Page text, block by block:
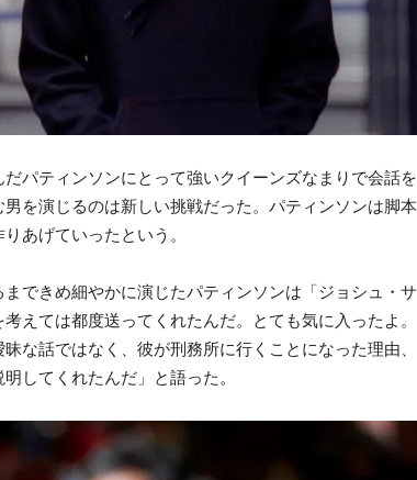
パティンソンにとって強いクイーンズなまりで会話を
を演じるのは新しい挑戦だった。パティンソンは脚本
あげていったという 。
できめ細やかに演じたパティンソンは 「ジョシュ・サ
えては都度送ってくれたんだ。とても気に入ったよ。
な話ではなく、彼が刑務所に行くことになった理由、
してくれたんだ」 と語った。